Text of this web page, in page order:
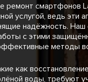
ремонт смартфонов
услугой, ведь эти
надёжность. Наш
с этими
методы
как
воды, требуют